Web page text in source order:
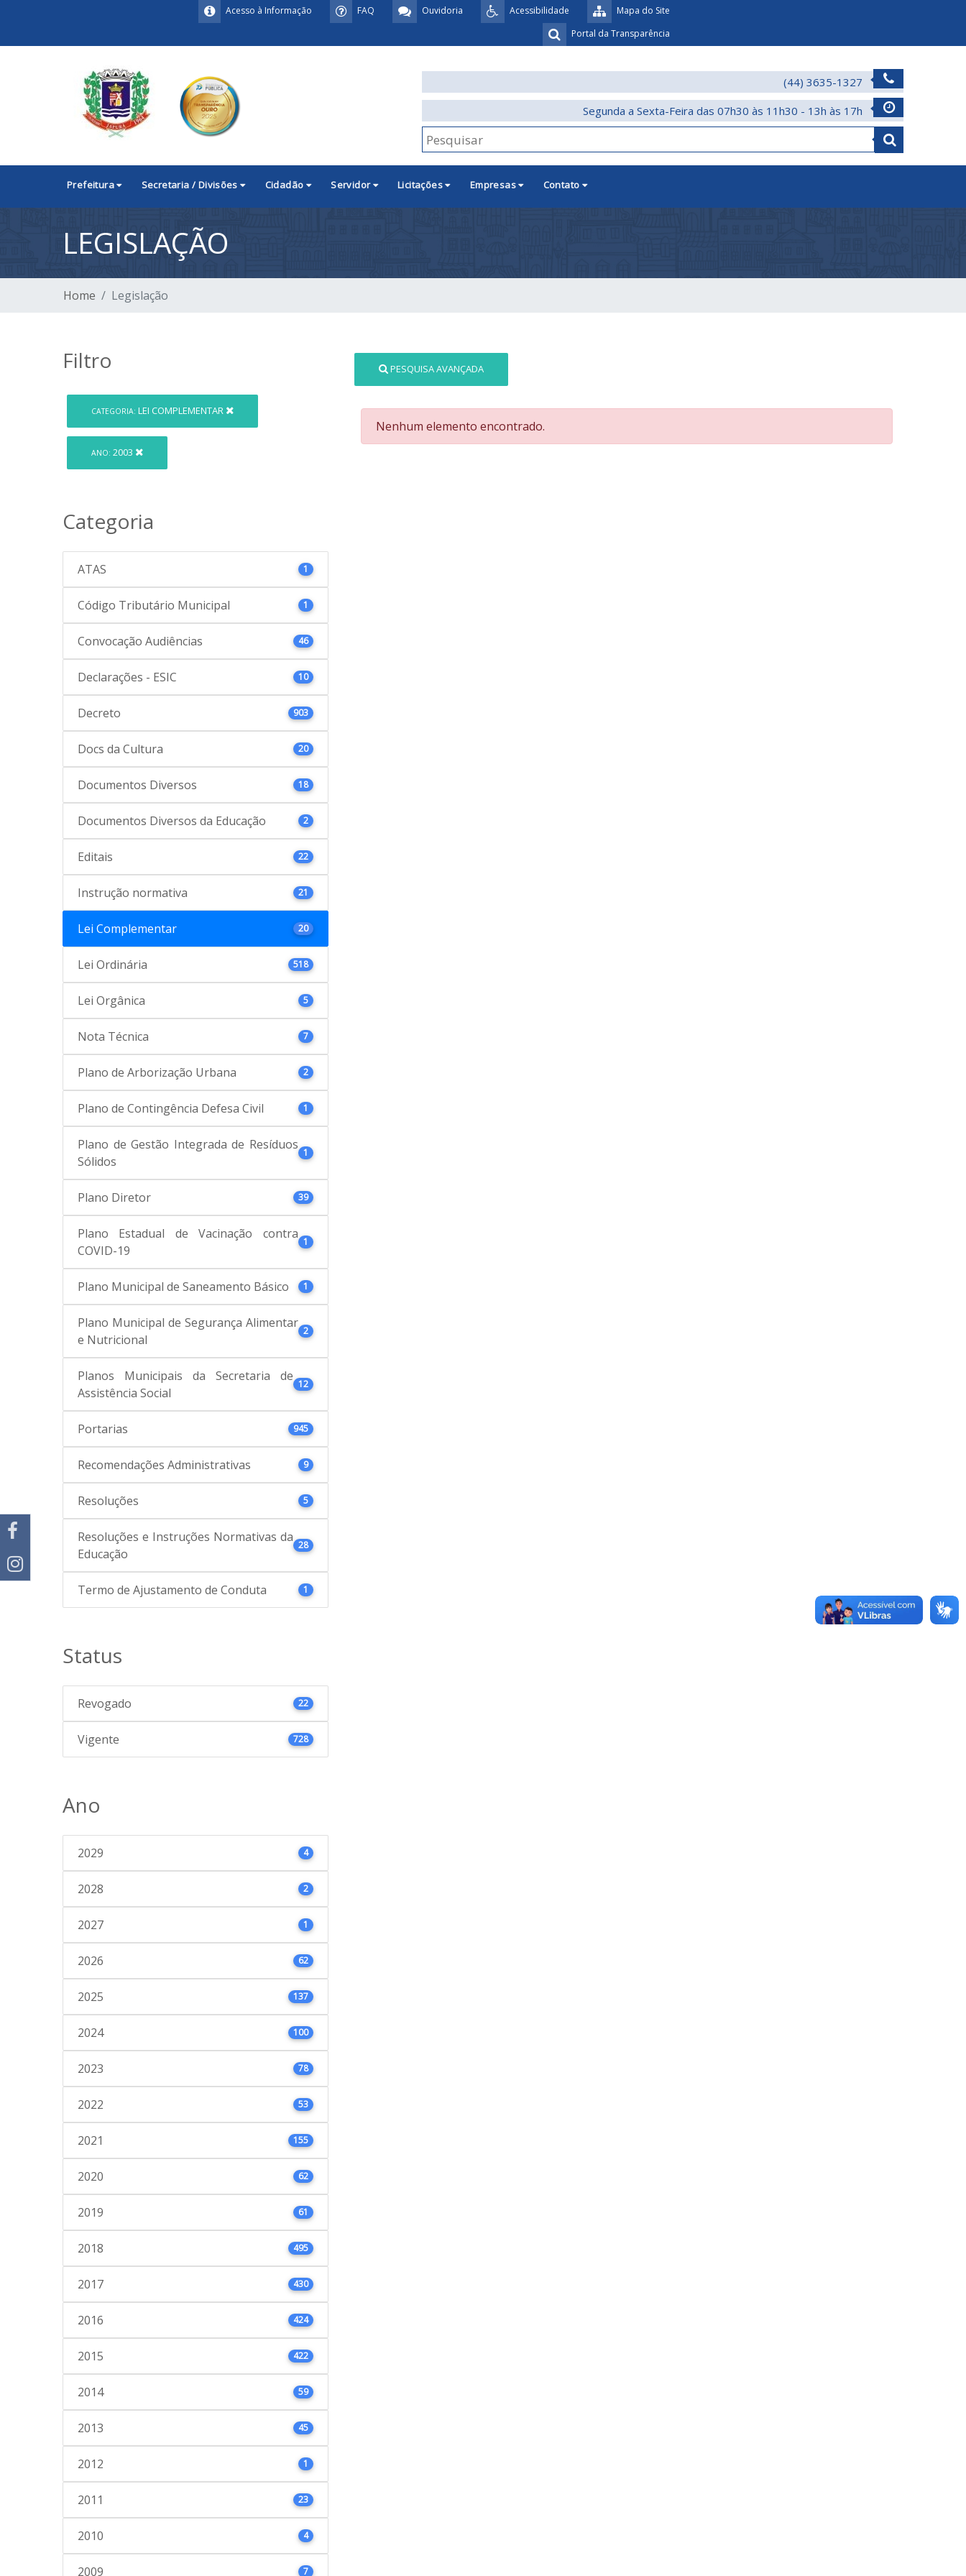
Mapa do Site
Acessibilidade
Ouvidoria
FAQ
Acesso à Informação
Portal da Transparência
(44) 3635-1327
Segunda a Sexta-Feira das 07h30 às 11h30 - 13h às 17h
Prefeitura Secretaria / Divisões Cidadão Servidor Licitações Empresas Contato
LEGISLAÇÃO
Home Legislação
Filtro
CATEGORIA: LEI COMPLEMENTAR
ANO: 2003
Categoria
ATAS 1
Código Tributário Municipal 1
Convocação Audiências 46
Declarações - ESIC 10
Decreto 903
Docs da Cultura 20
Documentos Diversos 18
Documentos Diversos da Educação 2
Editais 22
Instrução normativa 21
Lei Complementar 20
Lei Ordinária 518
Lei Orgânica 5
Nota Técnica 7
Plano de Arborização Urbana 2
Plano de Contingência Defesa Civil 1
Plano de Gestão Integrada de Resíduos
Sólidos
1
Plano Diretor 39
Plano Estadual de Vacinação contra
COVID-19
1
Plano Municipal de Saneamento Básico 1
Plano Municipal de Segurança Alimentar
e Nutricional
2
Planos Municipais da Secretaria de
Assistência Social
12
Portarias 945
Recomendações Administrativas 9
Resoluções 5
Resoluções e Instruções Normativas da
Educação
28
Termo de Ajustamento de Conduta 1
Status
Revogado 22
Vigente 728
Ano
2029 4
2028 2
2027 1
2026 62
2025 137
2024 100
2023 78
2022 53
2021 155
2020 62
2019 61
2018 495
2017 430
2016 424
2015 422
2014 59
2013 45
2012 1
2011 23
2010 4
2009 7
PESQUISA AVANÇADA
Nenhum elemento encontrado.